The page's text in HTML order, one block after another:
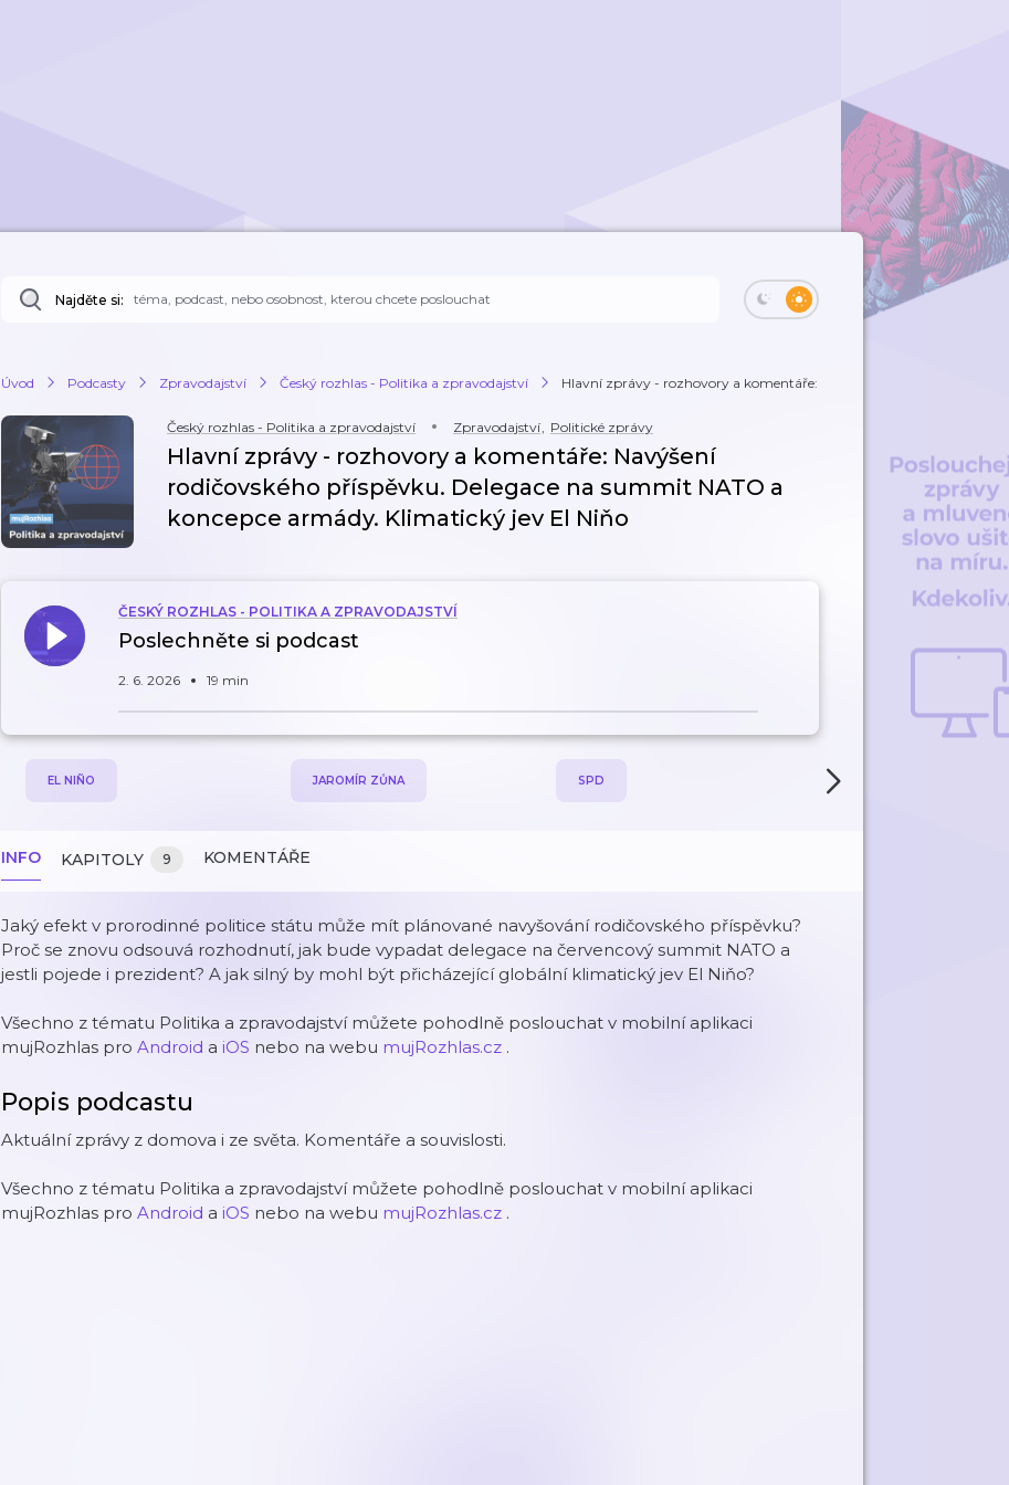
Najděte si:
Úvod Podcasty Zpravodajství Český rozhlas - Politika a zpravodajství Hlavní zprávy - rozhovory a komentáře: Nav...
Český rozhlas - Politika a zpravodajství Zpravodajství, Politické zprávy
Hlavní zprávy - rozhovory a komentáře: Navýšení
rodičovského příspěvku. Delegace na summit NATO a
koncepce armády. Klimatický jev El Niňo
ČESKÝ ROZHLAS - POLITIKA A ZPRAVODAJSTVÍ
Poslechněte si podcast
2. 6. 2026 19 min
EL NIÑO JAROMÍR ZŮNA SPD
INFO KAPITOLY 9 KOMENTÁŘE
Jaký efekt v prorodinné politice státu může mít plánované navyšování rodičovského příspěvku?
Proč se znovu odsouvá rozhodnutí, jak bude vypadat delegace na červencový summit NATO a
jestli pojede i prezident? A jak silný by mohl být přicházející globální klimatický jev El Niňo?
Všechno z tématu Politika a zpravodajství můžete pohodlně poslouchat v mobilní aplikaci
mujRozhlas pro Android a iOS nebo na webu mujRozhlas.cz .
Popis podcastu
Aktuální zprávy z domova i ze světa. Komentáře a souvislosti.
Všechno z tématu Politika a zpravodajství můžete pohodlně poslouchat v mobilní aplikaci
mujRozhlas pro Android a iOS nebo na webu mujRozhlas.cz .